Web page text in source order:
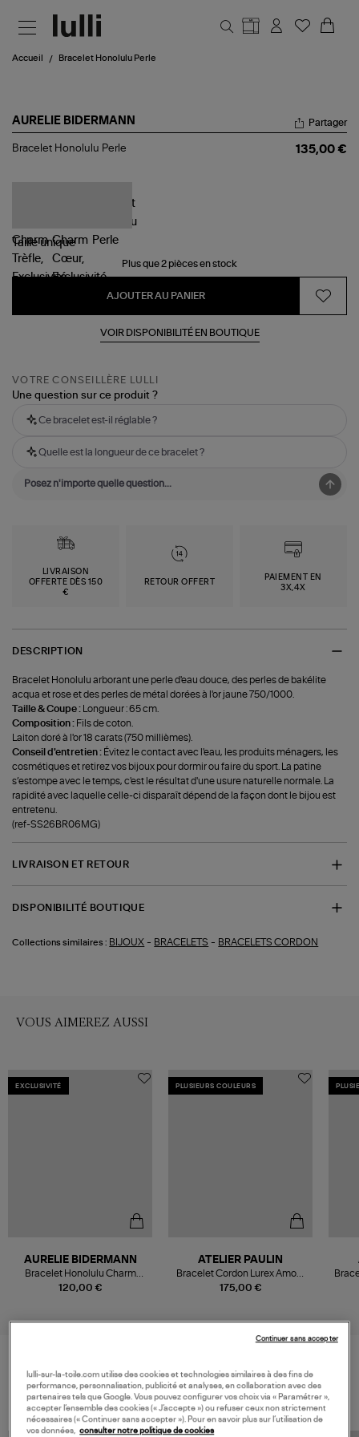
Accueil Bracelet Honolulu Perle
AURELIE BIDERMANN
Bracelet
Partager
Bracelet Honolulu Perle 135,00 €
Tailleunique
Plus que 2 pièces en stock
AJOUTER AU PANIER
VOIR DISPONIBILITÉ EN BOUTIQUE
VOTRE CONSEILLÈRE LULLI
Une question sur ce produit ?
Ce bracelet est-il réglable ?
Quelle est la longueur de ce bracelet ?
LIVRAISON
OFFERTE DÈS 150
€
RETOUR OFFERT
PAIEMENT EN
3X,4X
DESCRIPTION
Bracelet Honolulu arborant une perle d'eau douce, des perles de bakélite
acqua et rose et des perles de métal dorées à l'or jaune 750/1000.
Taille & Coupe : Longueur : 65 cm.
Composition : Fils de coton.
Laiton doré à l'or 18 carats (750 millièmes).
Conseil d'entretien : Évitez le contact avec l'eau, les produits ménagers, les
cosmétiques et retirez vos bijoux pour dormir ou faire du sport. La patine
s’estompe avec le temps, c'est le résultat d'une usure naturelle normale. La
rapidité avec laquelle celle-ci disparaît dépend de la façon dont le bijou est
entretenu.
(ref-SS26BR06MG)
LIVRAISON ET RETOUR
DISPONIBILITÉ BOUTIQUE
Collections similaires : BIJOUX - BRACELETS - BRACELETS CORDON
VOUS AIMEREZ AUSSI
EXCLUSIVITÉ
120,00 €
AURELIE BIDERMANN
Bracelet Honolulu Charm
Cœur, Exclusivité Lulli
PLUSIEURS COULEURS
175,00 €
ATELIER PAULIN
Bracelet Cordon Lurex Amour
Gold Filled
VOS DERNIERS PRODUITS VUS
lulli-sur-la-toile.com utilise des cookies et technologies similaires à des fins de
performance, personnalisation, publicité et analyses, en collaboration avec des
partenaires tels que Google. Vous pouvez configurer vos choix via « Paramétrer »,
accepter l’ensemble des cookies (« J’accepte ») ou refuser ceux non strictement
nécessaires (« Continuer sans accepter »). Pour en savoir plus sur l’utilisation de
vos données,
consulter notre politique de cookies
Continuer sans accepter